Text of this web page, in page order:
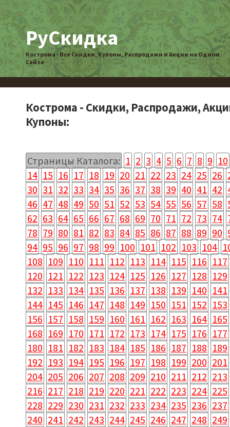
РуСкидка
Кострома - Все Скидки, Купоны, Распродажи и Акции на Одном
Сайте
Кострома - Скидки, Распродажи,
Купоны:
Страницы Каталога: 1 2 3 4 5 6 7 8 9 10
14 15 16 17 18 19 20 21 22 23 24 25 26
30 31 32 33 34 35 36 37 38 39 40 41 42
46 47 48 49 50 51 52 53 54 55 56 57 58
62 63 64 65 66 67 68 69 70 71 72 73 74
78 79 80 81 82 83 84 85 86 87 88 89 90
94 95 96 97 98 99 100 101 102 103 104
108 109 110 111 112 113 114 115 116 117
120 121 122 123 124 125 126 127 128 129
132 133 134 135 136 137 138 139 140 141
144 145 146 147 148 149 150 151 152 153
156 157 158 159 160 161 162 163 164 165
168 169 170 171 172 173 174 175 176 177
180 181 182 183 184 185 186 187 188 189
192 193 194 195 196 197 198 199 200 201
204 205 206 207 208 209 210 211 212 213
216 217 218 219 220 221 222 223 224 225
228 229 230 231 232 233 234 235 236 237
240 241 242 243 244 245 246 247 248 249